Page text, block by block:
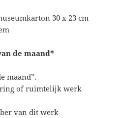
30 x 23 cm
de maand*
maand”.
of ruimtelijk werk
van dit werk